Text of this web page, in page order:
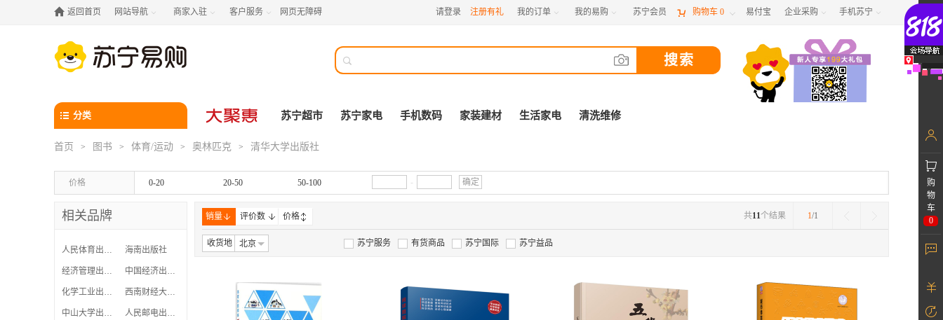
 返回首页 网站导航  商家入驻  客户服务  网页无障碍 请登录 注册有礼 我的订单  我的易购  苏宁会员  购物车 0  易付宝 企业采购  手机苏宁 

分类 苏宁超市 苏宁家电 手机数码 家装建材 生活家电 清洗维修
首页 > 图书 > 体育/运动 > 奥林匹克 > 清华大学出版社
价格 0-20 20-50 50-100 - 确定
销量 评价数 价格 1/1
共11个结果
收货地 北京 苏宁服务 有货商品 苏宁国际 苏宁益品
相关品牌
人民体育出版社 海南出版社
经济管理出版社 中国经济出版社
化学工业出版社 西南财经大学出版社
中山大学出版社 人民邮电出版社
购
物
车
0